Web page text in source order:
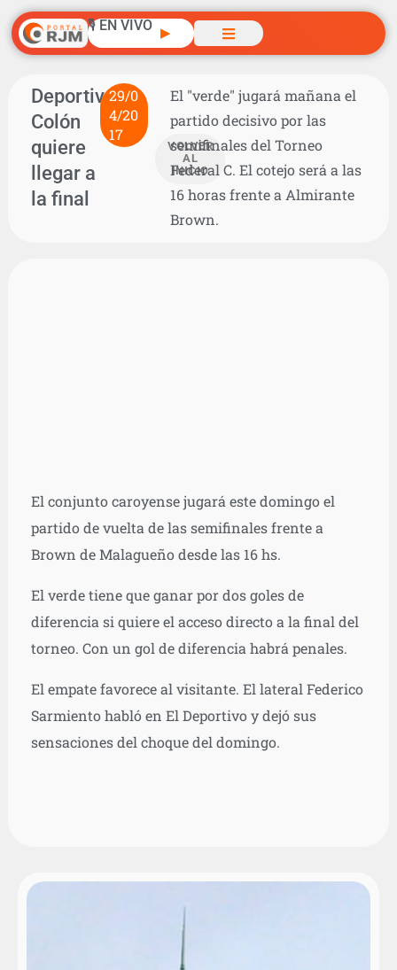
🎙️ EN VIVO ▶
Deportivo
Colón
quiere
llegar a
la final
29/0
4/20
17
VOLVER
AL
INICIO
El "verde" jugará mañana el
partido decisivo por las
semifinales del Torneo
Federal C. El cotejo será a las
16 horas frente a Almirante
Brown.
El conjunto caroyense jugará este domingo el
partido de vuelta de las semifinales frente a
Brown de Malagueño desde las 16 hs.
El verde tiene que ganar por dos goles de
diferencia si quiere el acceso directo a la final del
torneo. Con un gol de diferencia habrá penales.
El empate favorece al visitante. El lateral Federico
Sarmiento habló en El Deportivo y dejó sus
sensaciones del choque del domingo.